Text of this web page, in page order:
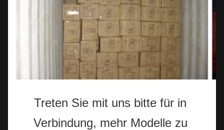
Treten Sie mit uns bitte für in
Verbindung, mehr Modelle zu